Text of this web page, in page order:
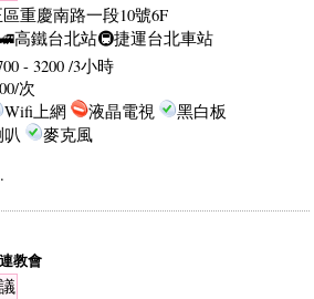
重慶南路一段10號6F
🚅高鐵台北站🚇捷運台北車站
- 3200 /3小時
次
Wifi上網 液晶電視
黑白板
叭
麥克風
教會